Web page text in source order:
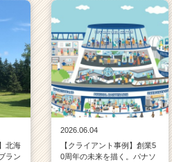
北海
ラン
2026.06.04
【クライアント事例】創業5
0周年の未来を描く。パナソ